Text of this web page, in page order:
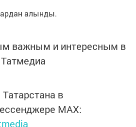
алынды.
важным и интересным в
Татмедиа
в
MАХ: